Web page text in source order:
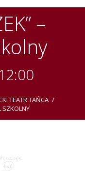
–
TEATR TAŃCA
SZKOLNY